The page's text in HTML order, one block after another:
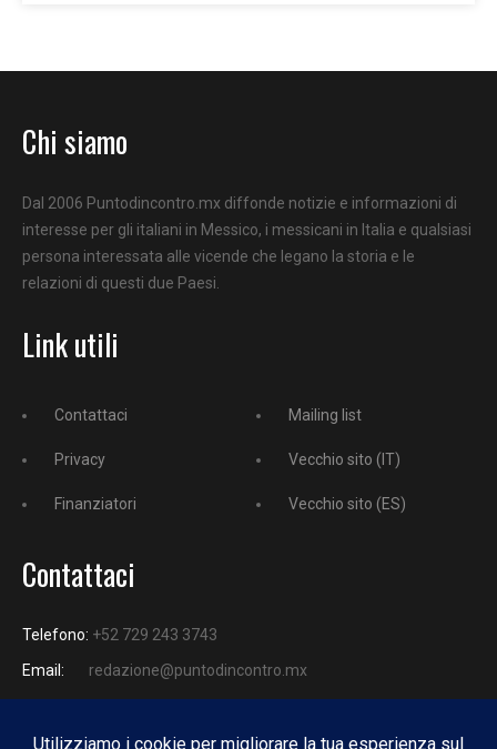
Chi siamo
Dal 2006 Puntodincontro.mx diffonde notizie e informazioni di
interesse per gli italiani in Messico, i messicani in Italia e qualsiasi
persona interessata alle vicende che legano la storia e le
relazioni di questi due Paesi.
Link utili
Contattaci
Privacy
Finanziatori
Mailing list
Vecchio sito (IT)
Vecchio sito (ES)
Contattaci
Telefono: +52 729 243 3743
Email:
redazione@puntodincontro.mx